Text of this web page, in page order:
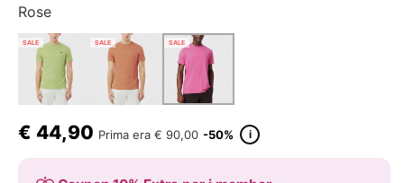
Rose
SALE SALE SALE
€ 44,90 Prima era € 90,00 -50% i